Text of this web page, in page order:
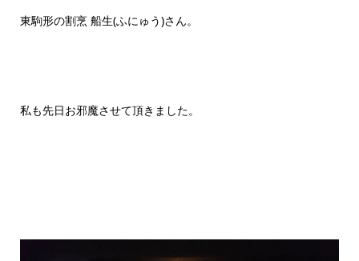
東駒形の割烹 船生(ふにゅう)さん。
私も先日お邪魔させて頂きました。